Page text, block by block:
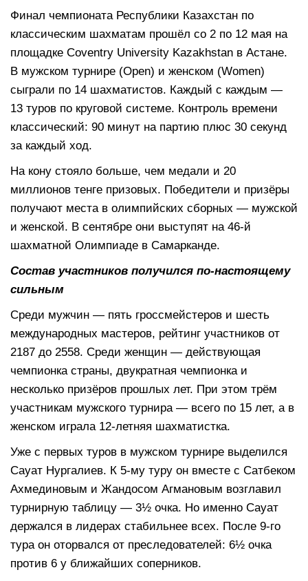
Финал чемпионата Республики Казахстан по
классическим шахматам прошёл со 2 по 12 мая на
площадке Coventry University Kazakhstan в Астане.
В мужском турнире (Open) и женском (Women)
сыграли по 14 шахматистов. Каждый с каждым —
13 туров по круговой системе. Контроль времени
классический: 90 минут на партию плюс 30 секунд
за каждый ход.
На кону стояло больше, чем медали и 20
миллионов тенге призовых. Победители и призёры
получают места в олимпийских сборных — мужской
и женской. В сентябре они выступят на 46-й
шахматной Олимпиаде в Самарканде.
Состав участников получился по-настоящему
сильным
Среди мужчин — пять гроссмейстеров и шесть
международных мастеров, рейтинг участников от
2187 до 2558. Среди женщин — действующая
чемпионка страны, двукратная чемпионка и
несколько призёров прошлых лет. При этом трём
участникам мужского турнира — всего по 15 лет, а в
женском играла 12-летняя шахматистка.
Уже с первых туров в мужском турнире выделился
Сауат Нургалиев. К 5-му туру он вместе с Сатбеком
Ахмединовым и Жандосом Агмановым возглавил
турнирную таблицу — 3½ очка. Но именно Сауат
держался в лидерах стабильнее всех. После 9-го
тура он оторвался от преследователей: 6½ очка
против 6 у ближайших соперников.